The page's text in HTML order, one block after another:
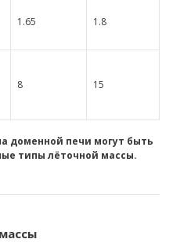
1.65 1.8
8 15
доменной печи могут быть
типы лёточной массы.